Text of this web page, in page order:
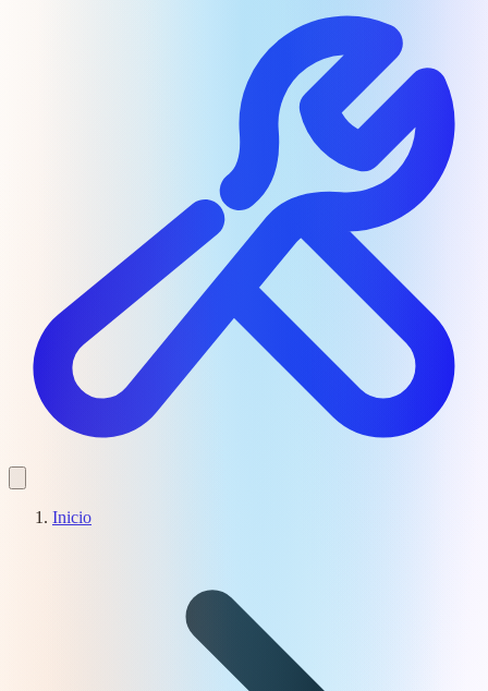
Inicio